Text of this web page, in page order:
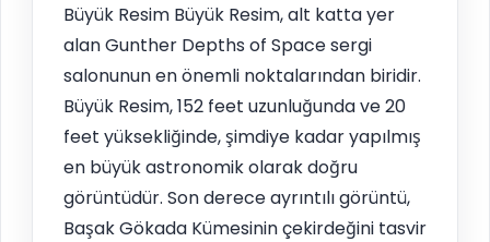
Büyük Resim Büyük Resim, alt katta yer
alan Gunther Depths of Space sergi
salonunun en önemli noktalarından biridir.
Büyük Resim, 152 feet uzunluğunda ve 20
feet yüksekliğinde, şimdiye kadar yapılmış
en büyük astronomik olarak doğru
görüntüdür. Son derece ayrıntılı görüntü,
Başak Gökada Kümesinin çekirdeğini tasvir